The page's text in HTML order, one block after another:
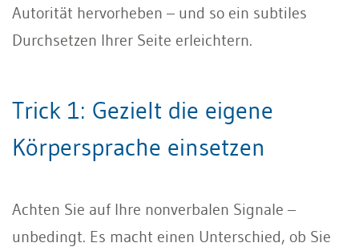
Autorität hervorheben – und so ein subtiles
Durchsetzen Ihrer Seite erleichtern.
Trick 1: Gezielt die eigene
Körpersprache einsetzen
Achten Sie auf Ihre nonverbalen Signale –
unbedingt. Es macht einen Unterschied, ob Sie